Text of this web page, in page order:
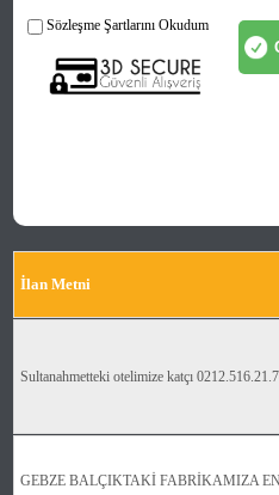
Sözleşme Şartlarını Okudum
İlan Metni
Sultanahmetteki otelimize katçı
GEBZE BALÇIKTAKİ FABRİKAMIZA